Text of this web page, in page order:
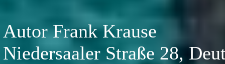
Autor Frank Krause
Niedersaaler Straße 28,